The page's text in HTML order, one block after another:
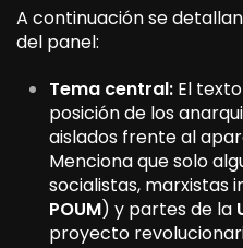
A continuación se
del panel:
Tema central: El
posición de los
aislados frente al
Menciona que solo
socialistas, marxistas
POUM) y partes de la
proyecto